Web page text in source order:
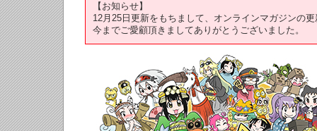
【お知らせ】
12月25日更新をもちまして、オンラインマガジンの
今までご愛顧頂きましてありがとうございました。